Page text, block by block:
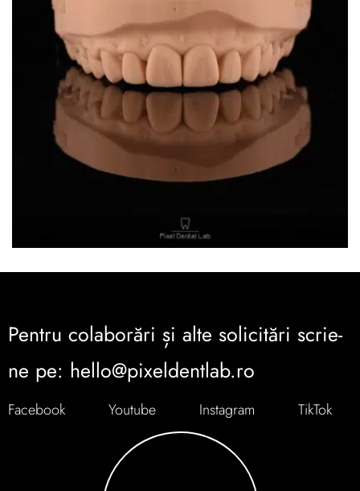
Pentru colaborări și alte solicitări scrie-
ne pe: hello@pixeldentlab.ro
Facebook Youtube Instagram TikTok